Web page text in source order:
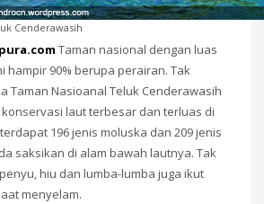
Cenderawasih
Taman nasional dengan luas
hampir 90% berupa perairan. Tak
Taman Nasioanal Teluk Cenderawasih
laut terbesar dan terluas di
196 jenis moluska dan 209 jenis
saksikan di alam bawah lautnya. Tak
hiu dan lumba-lumba juga ikut
menyelam.